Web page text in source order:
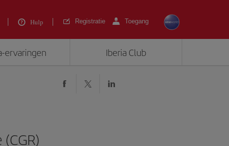
Hulp Registratie Toegang
ervaringen Iberia Club